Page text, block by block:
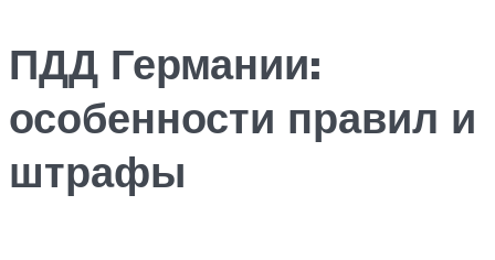
ПДД Германии:
особенности правил и
штрафы